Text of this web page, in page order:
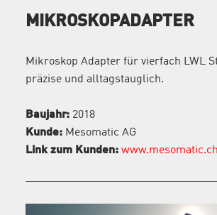
MIKROSKOPADAPTER
Mikroskop Adapter für vierfach LWL
präzise und alltagstauglich.
Baujahr:2018
Kunde:Mesomatic AG
Link zum Kunden: www.mesomatic.ch